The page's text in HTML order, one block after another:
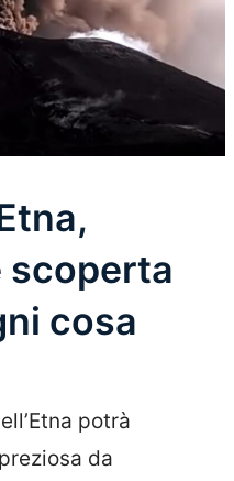
scoperta
cosa
potrà
da